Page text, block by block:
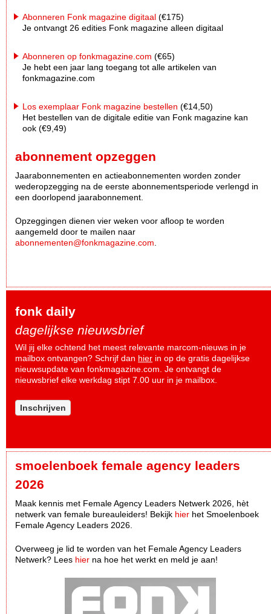
Abonneren Fonk magazine digitaal (€175)
Je ontvangt 26 edities Fonk magazine alleen digitaal
Abonneren op fonkmagazine.com (€65)
Je hebt een jaar lang toegang tot alle artikelen van
fonkmagazine.com
Los exemplaar Fonk magazine bestellen (€14,50)
Het bestellen van de digitale editie van Fonk magazine kan
ook (€9,49)
abonnement opzeggen
Jaarabonnementen en actieabonnementen worden zonder
wederopzegging na de eerste abonnementsperiode verlengd in
een doorlopend jaarabonnement.
Opzeggingen dienen vier weken voor afloop te worden
aangemeld door te mailen naar
abonnementen@fonkmagazine.com.
fonk daily
dagelijkse nieuwsbrief
Wil jij elke ochtend het meest relevante marcom-nieuws in je
mailbox ontvangen? Schrijf dan hier in op de gratis dagelijkse
nieuwsupdate van fonkmagazine.com. Je ontvangt de
nieuwsbrief elke werkdag stipt 7.00 uur in je mailbox.
Inschrijven
smoelenboek female agency leaders
2026
Maak kennis met Female Agency Leaders Netwerk 2026, hèt
netwerk van female bureauleiders! Bekijk hier het Smoelenboek
Female Agency Leaders 2026.
Overweeg je lid te worden van het Female Agency Leaders
Netwerk? Lees hier na hoe het werkt en meld je aan!